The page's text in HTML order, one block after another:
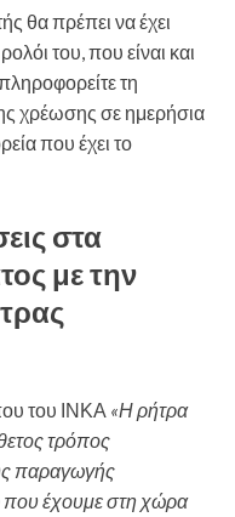
θα πρέπει να έχει
του, που είναι και
τη
χρέωσης σε ημερήσια
που έχει το
στα
με την
του ΙΝΚΑ «Η ρήτρα
τρόπος
παραγωγής
που έχουμε στη χώρα